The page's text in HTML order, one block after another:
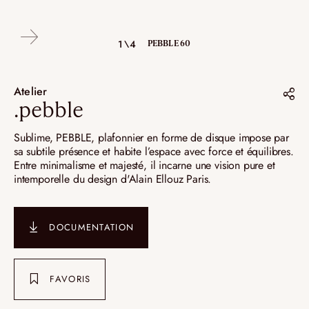
1\4 PEBBLE 60
2\4 PEBBLE 60
3\4 PEBBLE 60
4\4 PEBBLE 60
Atelier
.pebble
Partager sur :
Pinterest
Sublime, PEBBLE, plafonnier en forme de disque impose par
sa subtile présence et habite l’espace avec force et équilibres.
Entre minimalisme et majesté, il incarne une vision pure et
intemporelle du design d'Alain Ellouz Paris.
DOCUMENTATION
FAVORIS